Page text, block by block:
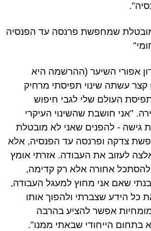
שמחפשת פרנסה עד הפנסיה
אפורי השיער (ההרשמה היא
קצר עשתה שינוי תפיסתי מרחיק
העולם שלי לגבי חיפוש
"אני חושבת שהשינוי העיקרי
גישה - להפנים שאני לא מובטלת
צדקה ופרנסה עד הפנסיה, אלא
לעזוב את העבודה. אזרתי אומץ
להסתכל אחורה אלא רק קדימה,
שאם אני מחוץ למעגל העבודה,
כל הידע שצברתי ולהפוך אותו
אפשר להציע בהרבה
בתחום הייחודי שבאתי ממנו".